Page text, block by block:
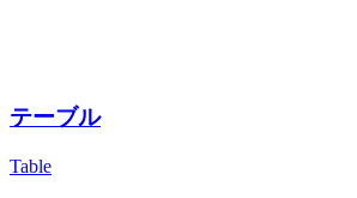
テーブル
Table